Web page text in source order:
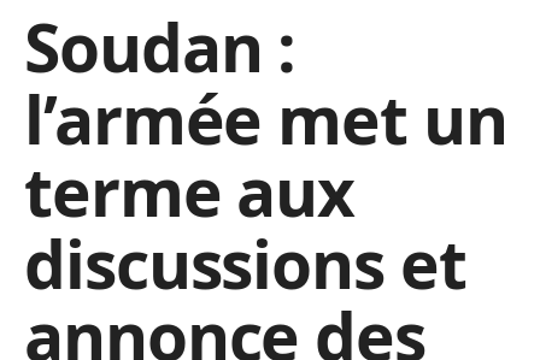
Soudan :
l’armée met un
terme aux
discussions et
annonce des